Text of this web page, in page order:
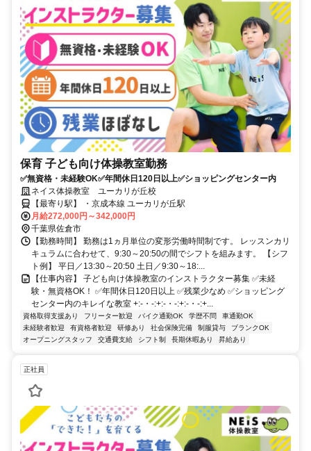
保育 子ども向け体操教室勤務
✅無資格・未経験OK✅年間休日120日以上✅ショッピングセンター内
ネイス体操教室 ユーカリが丘校
【最寄り駅】 ・京成本線 ユーカリが丘駅
月給272,000円～342,000円
千葉県佐倉市
【勤務時間】 勤務は1ヵ月単位の変形労働時間制です。 レッスンカリ
キュラムに合わせて、9:30～20:50の間でシフトを組みます。 【シフ
ト例】 平日／13:30～20:50 土日／9:30～18:...
【仕事内容】 子ども向け体操教室のインストラクター募集 ✅未経
験・無資格OK！ ✅年間休日120日以上 ✅残業少なめ ✅ショッピング
センター内のキレイな教室 +:-・-:+:-・-:+:-・-:+...
資格取得支援あり フリーター歓迎 バイク通勤OK 学歴不問
車通勤OK
未経験者歓迎
有資格者歓迎 研修あり 社会保険完備 制服貸与
ブランクOK
オープニングスタッフ
交通費支給 シフト制 長期休暇あり 昇給あり
正社員